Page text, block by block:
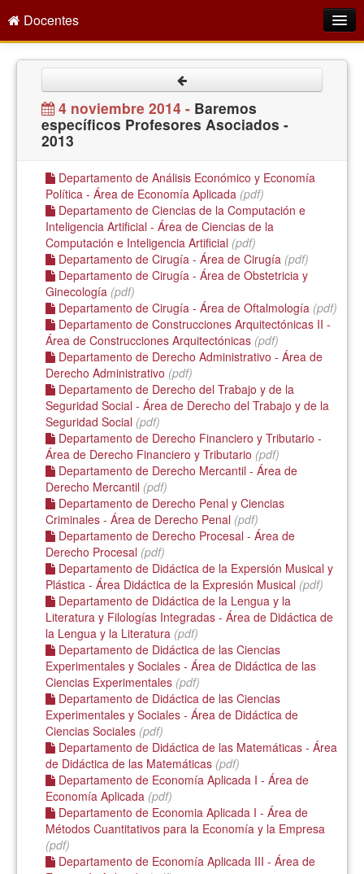
Docentes
Empleo Público
Gestión PDI
Seprus
Acción Social
Directorio
4 noviembre 2014 - Baremos
específicos Profesores Asociados -
2013
Departamento de Análisis Económico y Economía
Política - Área de Economía Aplicada (pdf)
Departamento de Ciencias de la Computación e
Inteligencia Artificial - Área de Ciencias de la
Computación e Inteligencia Artificial (pdf)
Departamento de Cirugía - Área de Cirugía (pdf)
Departamento de Cirugía - Área de Obstetricia y
Ginecología (pdf)
Departamento de Cirugía - Área de Oftalmología (pdf)
Departamento de Construcciones Arquitectónicas II -
Área de Construcciones Arquitectónicas (pdf)
Departamento de Derecho Administrativo - Área de
Derecho Administrativo (pdf)
Departamento de Derecho del Trabajo y de la
Seguridad Social - Área de Derecho del Trabajo y de la
Seguridad Social (pdf)
Departamento de Derecho Financiero y Tributario -
Área de Derecho Financiero y Tributario (pdf)
Departamento de Derecho Mercantil - Área de
Derecho Mercantil (pdf)
Departamento de Derecho Penal y Ciencias
Criminales - Área de Derecho Penal (pdf)
Departamento de Derecho Procesal - Área de
Derecho Procesal (pdf)
Departamento de Didáctica de la Expersión Musical y
Plástica - Área Didáctica de la Expresión Musical (pdf)
Departamento de Didáctica de la Lengua y la
Literatura y Filologías Integradas - Área de Didáctica de
la Lengua y la Literatura (pdf)
Departamento de Didáctica de las Ciencias
Experimentales y Sociales - Área de Didáctica de las
Ciencias Experimentales (pdf)
Departamento de Didáctica de las Ciencias
Experimentales y Sociales - Área de Didáctica de
Ciencias Sociales (pdf)
Departamento de Didáctica de las Matemáticas - Área
de Didáctica de las Matemáticas (pdf)
Departamento de Economía Aplicada I - Área de
Economía Aplicada (pdf)
Departamento de Economia Aplicada I - Área de
Métodos Cuantitativos para la Economía y la Empresa
(pdf)
Departamento de Economía Aplicada III - Área de